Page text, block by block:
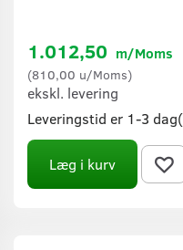
1.012,50 m/Moms
(810,00 u/Moms)
ekskl. levering
Leveringstid er 1-3
Læg i kurv